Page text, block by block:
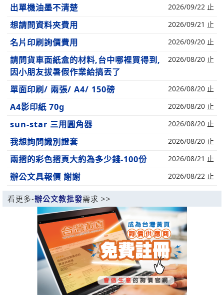
出單機油墨不清楚 2026/09/22 止
想請問資料夾費用 2026/09/21 止
名片印刷詢價費用 2026/09/20 止
請問貨車面紙盒的材料,台中哪裡買得到,
因小朋友拔暑假作業給搞丟了
2026/08/20 止
單面印刷/ 兩張/ A4/ 150磅 2026/08/20 止
A4影印紙 70g 2026/08/20 止
sun-star 三用圓角器 2026/08/20 止
我想詢問識別證套 2026/08/20 止
兩摺的彩色摺頁大約為多少錢-100份 2026/08/21 止
辦公文具報價 謝謝 2026/08/22 止
看更多-辦公文教批發需求 >>